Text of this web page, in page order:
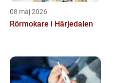
08 maj 2026
Rörmokare i Härjedalen